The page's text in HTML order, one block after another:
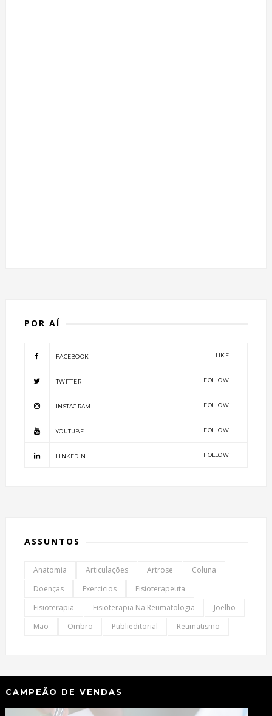
POR AÍ
FACEBOOK LIKE
TWITTER FOLLOW
INSTAGRAM FOLLOW
YOUTUBE FOLLOW
LINKEDIN FOLLOW
ASSUNTOS
Anatomia Articulações Artrose
Coluna
Doenças
Exercicios
Fisioterapeuta
Fisioterapia
Fisioterapia Na Reumatologia
Joelho
Mão
Ombro Publieditorial Reumatismo
CAMPEÃO DE VENDAS